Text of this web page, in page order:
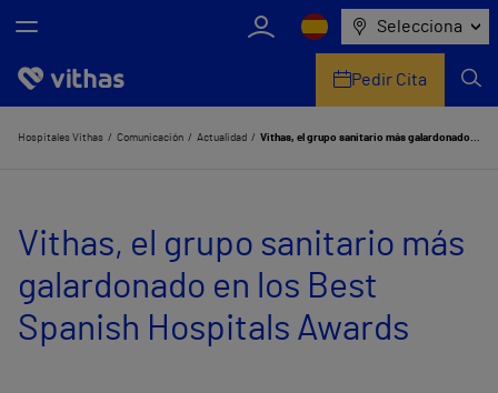
Selecciona
Nosotros
Servicios de salud
Equipo médico y asistencial
Información útil
Pedir Cita
Hospitales Vithas Comunicación Actualidad Vithas, el grupo sanitario más galardonado en los Best Spanish Hospitals Awards
Vithas, el grupo sanitario más
galardonado en los Best
Spanish Hospitals Awards